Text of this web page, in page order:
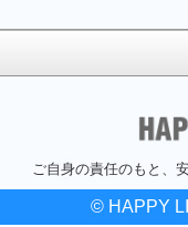
ご自身の責任のもと、
© HAPPY